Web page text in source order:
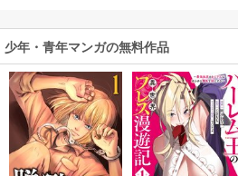
二度目は串刺し回
避します！～
少年・青年マンガの無料作品